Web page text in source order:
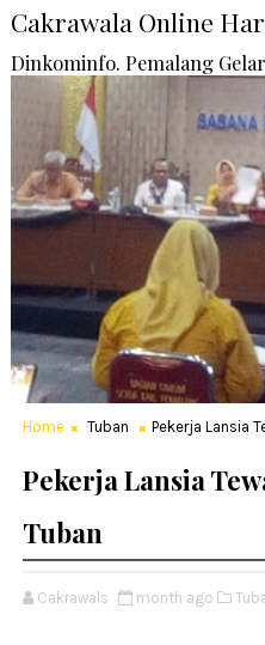
Cakrawala Online
Dinkominfo. Pemalang
Home Tuban Pekerja Lansia
Pekerja Lansia
Tuban
Cakrawals month ago